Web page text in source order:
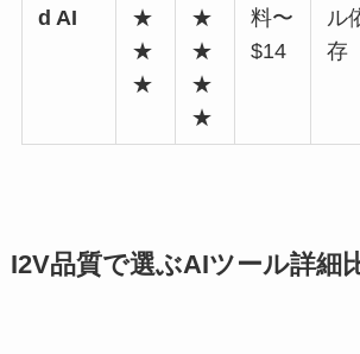
d AI
★
★
★
★
★
★
★
料〜
$14
ル
存
I2V品質で選ぶAIツール詳細